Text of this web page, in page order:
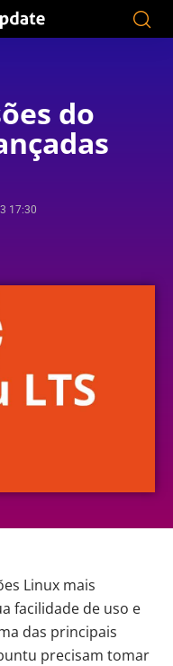
do
17:30
Linux mais
facilidade de uso e
das principais
precisam tomar